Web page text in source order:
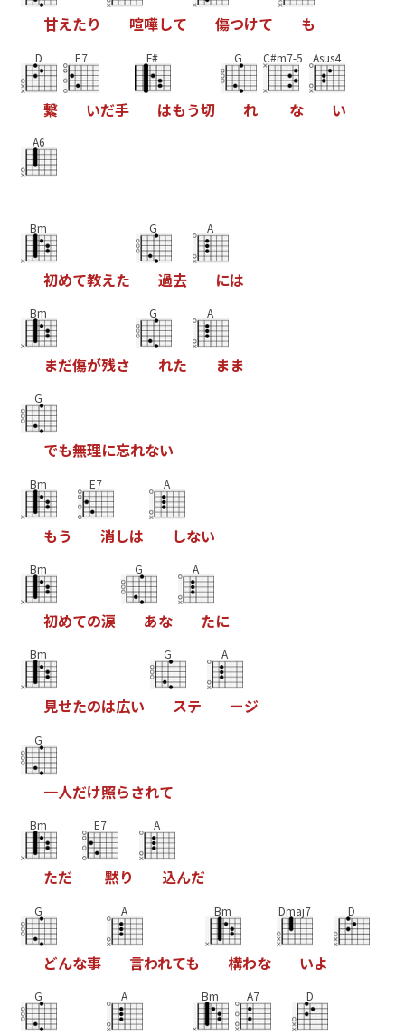
甘えたり 喧嘩して 傷つけて も
D
繋
E7
いだ手
F#
はもう切
G
れ
C#m7-5
な
Asus4
い
A6
Bm
初めて教えた
G
過去
A
には
Bm
まだ傷が残さ
G
れた
A
まま
G
でも無理に忘れない
Bm
もう
E7
消しは
A
しない
Bm
初めての涙
G
あな
A
たに
Bm
見せたのは広い
G
ステ
A
ージ
G
一人だけ照らされて
Bm
ただ
E7
黙り
A
込んだ
G
どんな事
A
言われても
Bm
構わな
Dmaj7
いよ
D
G A Bm A7 D